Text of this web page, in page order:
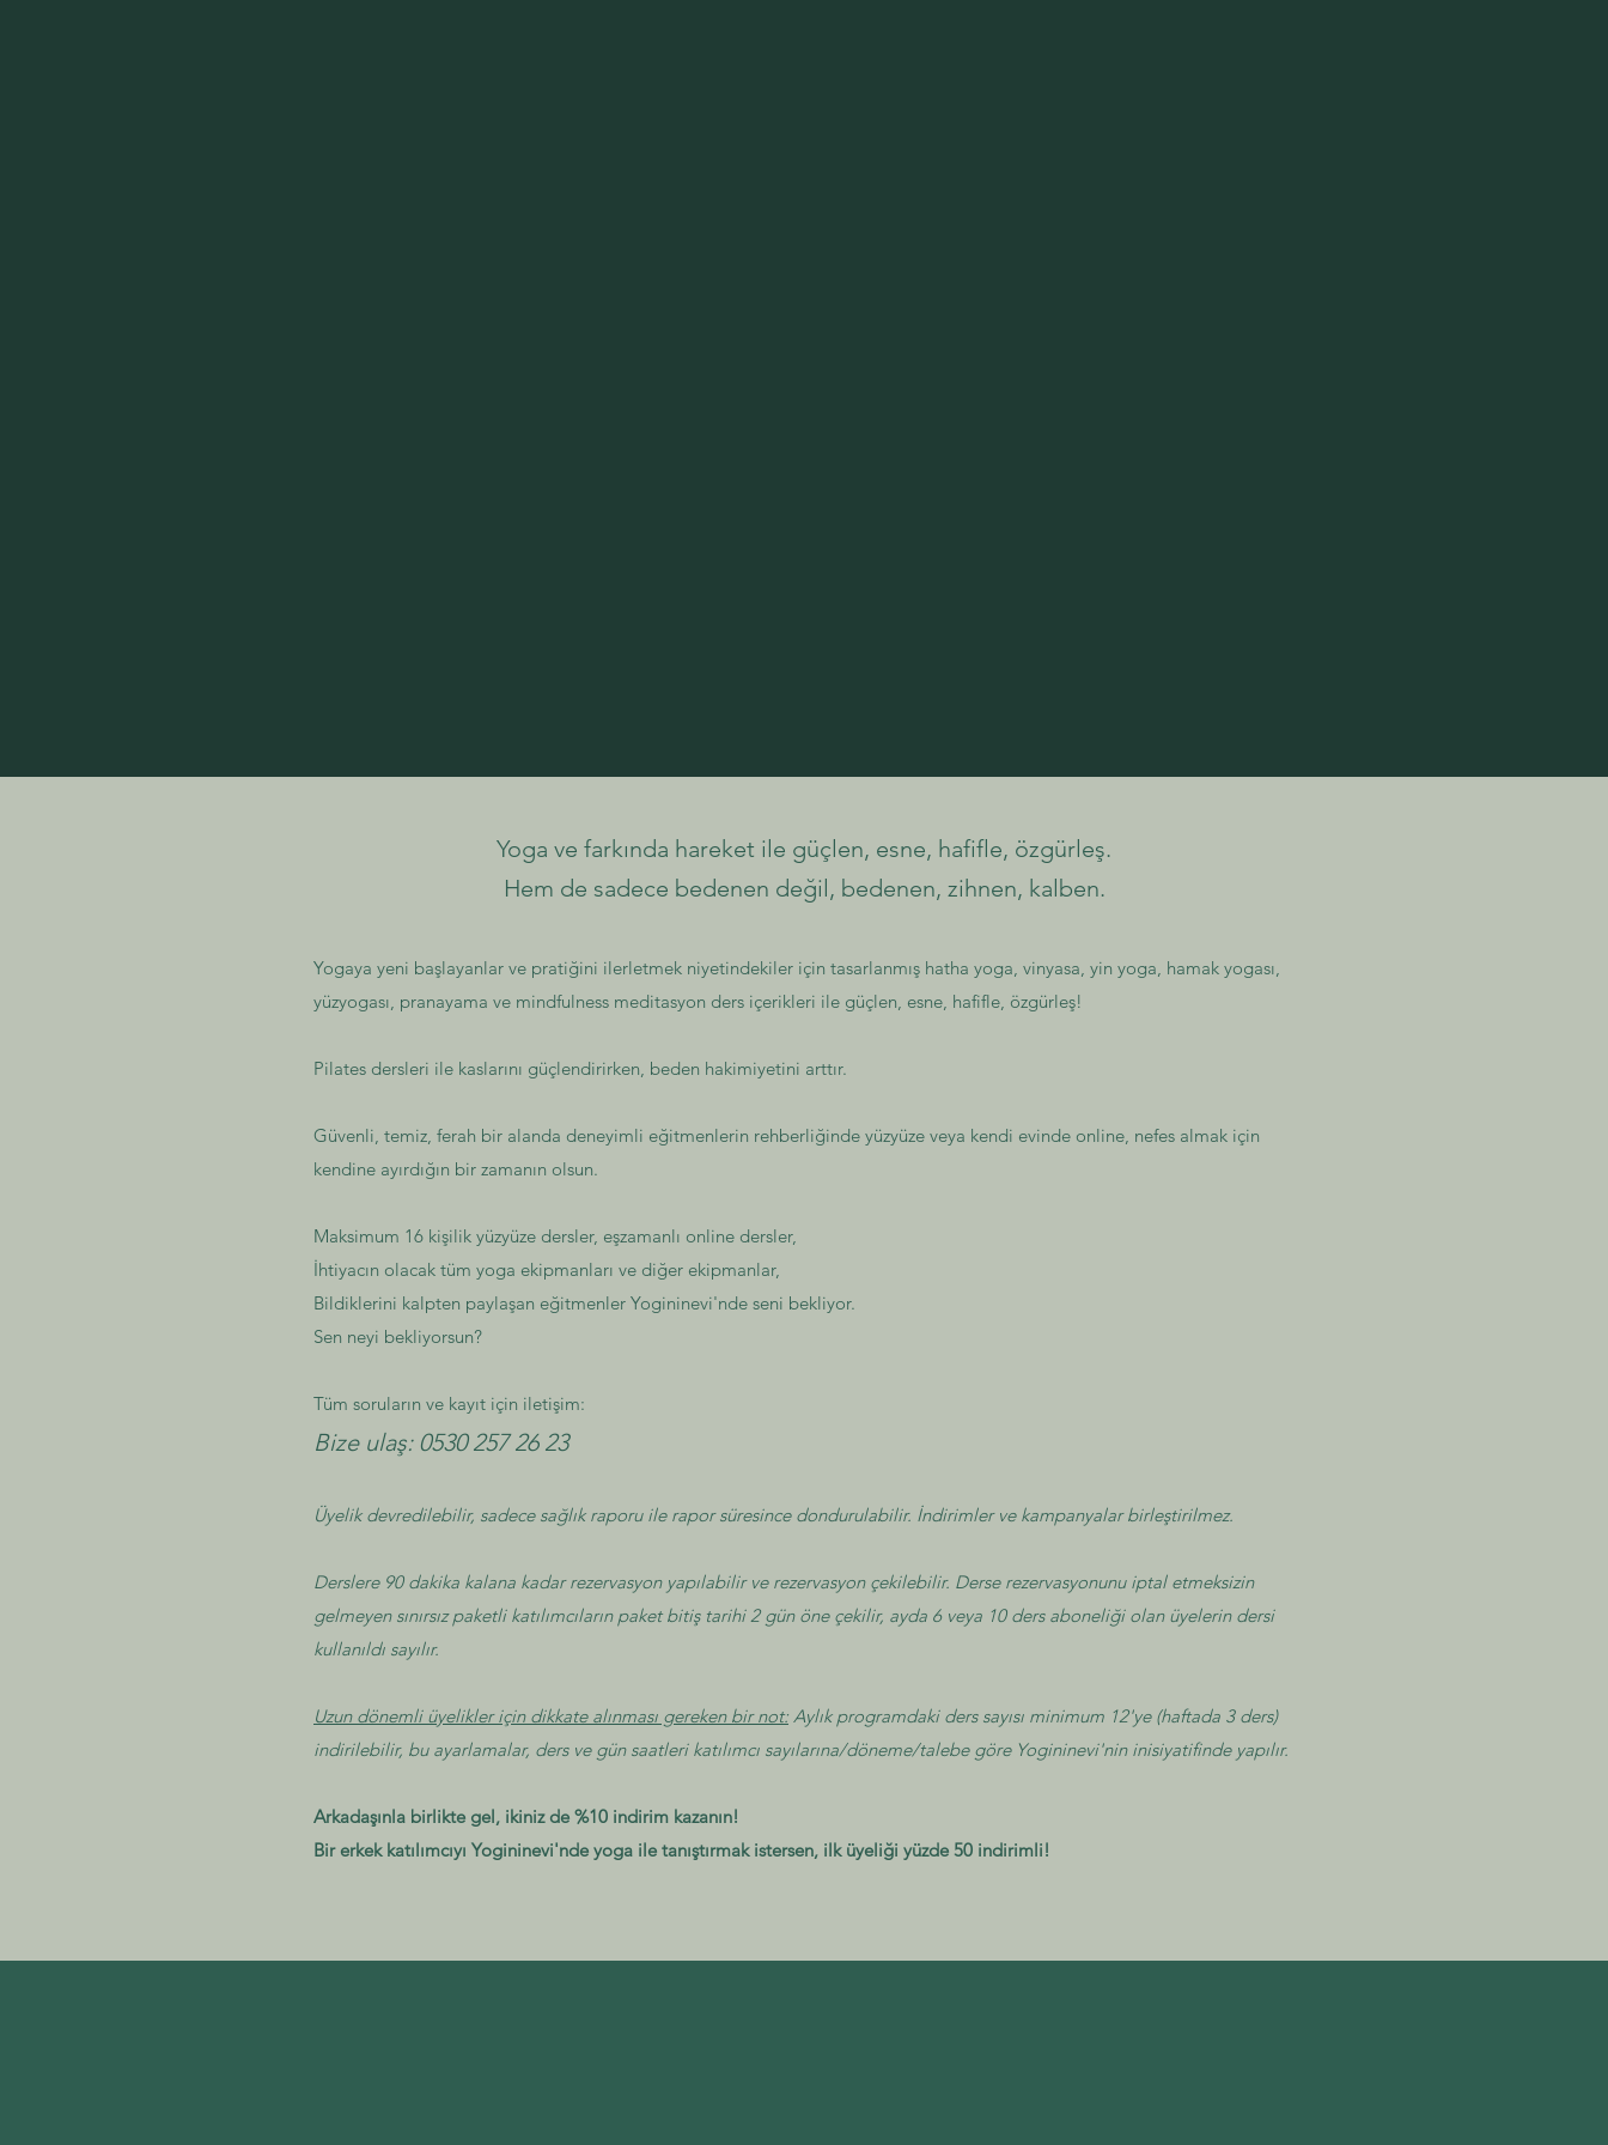
Yoga ve farkında hareket ile güçlen, esne, hafifle, özgürleş.
Hem de sadece bedenen değil, bedenen, zihnen, kalben.
Yogaya yeni başlayanlar ve pratiğini ilerletmek niyetindekiler için tasarlanmış hatha yoga, vinyasa, yin yoga, hamak yogası,
yüzyogası, pranayama ve mindfulness meditasyon ders içerikleri ile güçlen, esne, hafifle, özgürleş!
Pilates dersleri ile kaslarını güçlendirirken, beden hakimiyetini arttır.
Güvenli, temiz, ferah bir alanda deneyimli eğitmenlerin rehberliğinde yüzyüze veya kendi evinde online, nefes almak için
kendine ayırdığın bir zamanın olsun.
Maksimum 16 kişilik yüzyüze dersler, eşzamanlı online dersler,
İhtiyacın olacak tüm yoga ekipmanları ve diğer ekipmanlar,
Bildiklerini kalpten paylaşan eğitmenler Yogininevi'nde seni bekliyor.
Sen neyi bekliyorsun?
Tüm soruların ve kayıt için iletişim:
Bize ulaş: 0530 257 26 23
Üyelik devredilebilir, sadece sağlık raporu ile rapor süresince dondurulabilir. İndirimler ve kampanyalar birleştirilmez.
Derslere 90 dakika kalana kadar rezervasyon yapılabilir ve rezervasyon çekilebilir. Derse rezervasyonunu iptal etmeksizin
gelmeyen sınırsız paketli katılımcıların paket bitiş tarihi 2 gün öne çekilir, ayda 6 veya 10 ders aboneliği olan üyelerin dersi
kullanıldı sayılır.
Uzun dönemli üyelikler için dikkate alınması gereken bir not: Aylık programdaki ders sayısı minimum 12'ye (haftada 3 ders)
indirilebilir, bu ayarlamalar, ders ve gün saatleri katılımcı sayılarına/döneme/talebe göre Yogininevi'nin inisiyatifinde yapılır.
Arkadaşınla birlikte gel, ikiniz de %10 indirim kazanın!
Bir erkek katılımcıyı Yogininevi'nde yoga ile tanıştırmak istersen, ilk üyeliği yüzde 50 indirimli!